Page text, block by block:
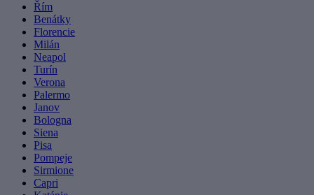
Řím
Benátky
Florencie
Milán
Neapol
Turín
Verona
Palermo
Janov
Bologna
Siena
Pisa
Pompeje
Sirmione
Capri